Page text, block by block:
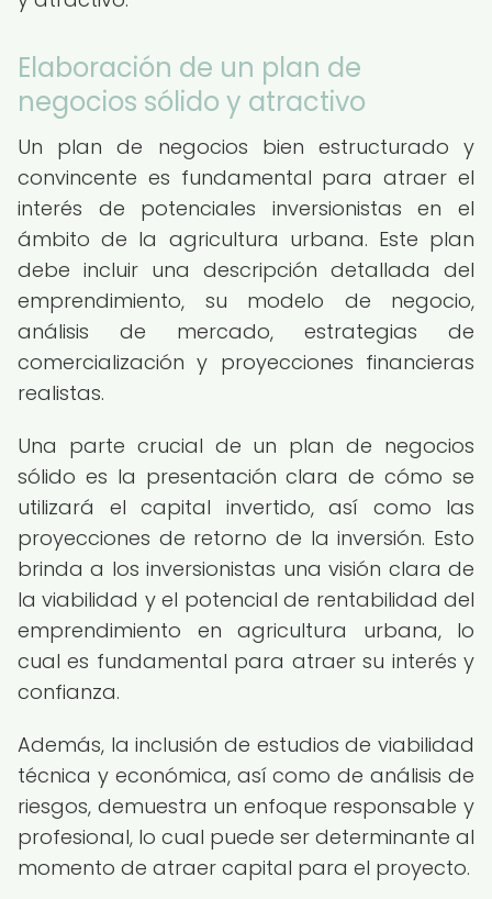
Elaboración de un plan de
negocios sólido y atractivo
Un plan de negocios bien estructurado y
convincente es fundamental para atraer el
interés de potenciales inversionistas en el
ámbito de la agricultura urbana. Este plan
debe incluir una descripción detallada del
emprendimiento, su modelo de negocio,
análisis de mercado, estrategias de
comercialización y proyecciones financieras
realistas.
Una parte crucial de un plan de negocios
sólido es la presentación clara de cómo se
utilizará el capital invertido, así como las
proyecciones de retorno de la inversión. Esto
brinda a los inversionistas una visión clara de
la viabilidad y el potencial de rentabilidad del
emprendimiento en agricultura urbana, lo
cual es fundamental para atraer su interés y
confianza.
Además, la inclusión de estudios de viabilidad
técnica y económica, así como de análisis de
riesgos, demuestra un enfoque responsable y
profesional, lo cual puede ser determinante al
momento de atraer capital para el proyecto.